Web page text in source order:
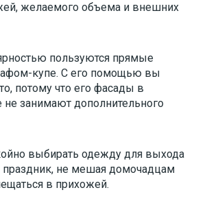
желаемого объема и внешних
пользуются прямые
купе. С его помощью вы
потому что его фасады в
занимают дополнительного
выбирать одежду для выхода
праздник, не мешая домочадцам
в прихожей.